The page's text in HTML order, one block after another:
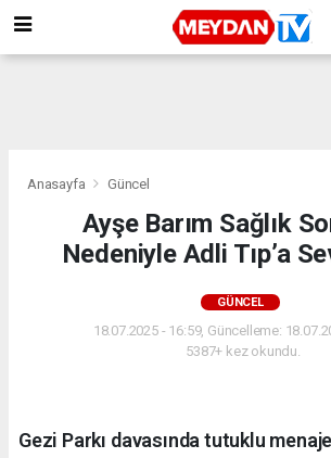
Anasayfa Güncel
Ayşe Barım Sağlık
Nedeniyle Adli Tıp’a
GÜNCEL
18.07.2025 - 16:59, Güncelleme:
5387+ kez okundu.
Gezi Parkı davasında tutuklu